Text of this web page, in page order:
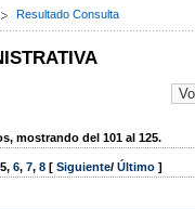
Resultado Consulta
mostrando del 101 al 125.
5, 6, 7, 8 [ Siguiente/ Último ]